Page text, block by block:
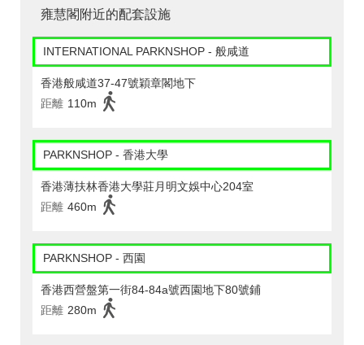
雍慧閣附近的配套設施
INTERNATIONAL PARKNSHOP - 般咸道
香港般咸道37-47號穎章閣地下
距離 110m
PARKNSHOP - 香港大學
香港薄扶林香港大學莊月明文娛中心204室
距離 460m
PARKNSHOP - 西園
香港西營盤第一街84-84a號西園地下80號鋪
距離 280m